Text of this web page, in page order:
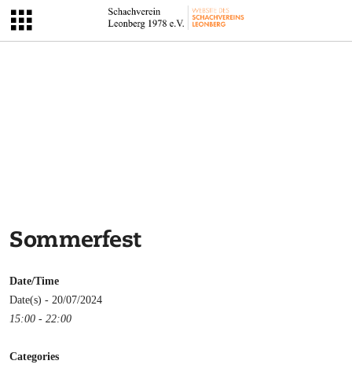
Sommerfest
Date/Time
Date(s) - 20/07/2024
15:00 - 22:00
Categories